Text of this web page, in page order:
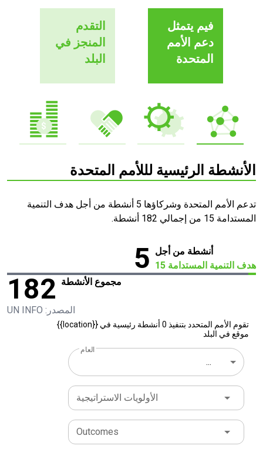
فيم يتمثل
دعم الأمم
المتحدة
التقدم
المنجز في
البلد
الأنشطة الرئيسية لللأمم المتحدة
تدعم الأمم المتحدة وشركاؤها 5 أنشطة من أجل هدف التنمية
المستدامة 15 من إجمالي 182 أنشطة.
أنشطة من أجل
هدف التنمية المستدامة 15
5
مجموع الأنشطة 182
المصدر: UN INFO
تقوم الأمم المتحدد بتنفيذ 0 أنشطة رئيسية في {{location}}
موقع في البلد
العام
...
الأولويات الاستراتيجية
Outcomes